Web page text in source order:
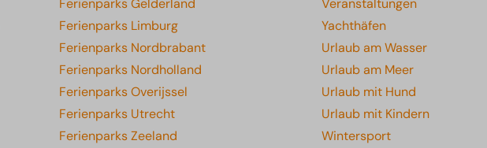
Ferienparks Gelderland
Ferienparks Limburg
Ferienparks Nordbrabant
Ferienparks Nordholland
Ferienparks Overijssel
Ferienparks Utrecht
Ferienparks Zeeland
Veranstaltungen
Yachthäfen
Urlaub am Wasser
Urlaub am Meer
Urlaub mit Hund
Urlaub mit Kindern
Wintersport